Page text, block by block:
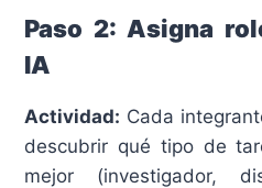
Paso 2: Asigna
IA
Actividad: Cada
descubrir qué tipo de
mejor (investigador,